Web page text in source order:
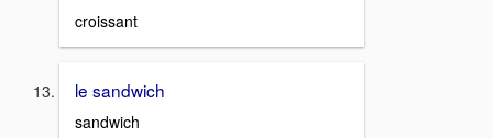
croissant
le sandwich
sandwich